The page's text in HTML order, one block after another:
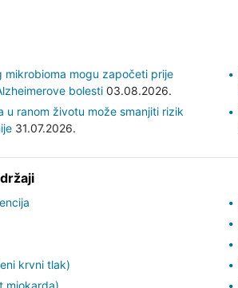
mikrobioma mogu započeti prije
bolesti03.08.2026.
u ranom životu može smanjiti rizik
31.07.2026.
krvni tlak)
miokarda)